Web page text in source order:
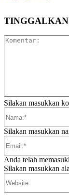
Silakan masukkan
Silakan masukkan
Anda telah
Silakan masukkan